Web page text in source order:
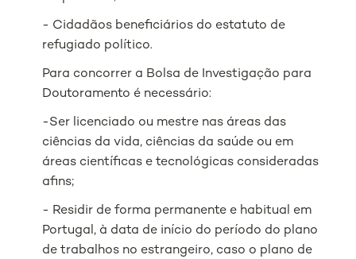
- Cidadãos beneficiários do estatuto de
refugiado político.
Para concorrer a Bolsa de Investigação para
Doutoramento é necessário:
-Ser licenciado ou mestre nas áreas das
ciências da vida, ciências da saúde ou em
áreas científicas e tecnológicas consideradas
afins;
- Residir de forma permanente e habitual em
Portugal, à data de início do período do plano
de trabalhos no estrangeiro, caso o plano de